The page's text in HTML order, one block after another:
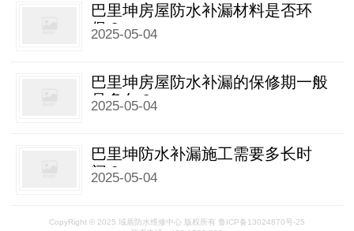
巴里坤房屋防水补漏材料是否环
保？
2025-05-04
巴里坤房屋防水补漏的保修期一般
是多久？
2025-05-04
巴里坤防水补漏施工需要多长时
间？
2025-05-04
CopyRight © 2025 域盾防水维修中心 版权所有 鲁ICP备13024870号-25